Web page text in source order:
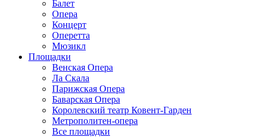
Балет
Опера
Концерт
Оперетта
Мюзикл
Площадки
Венская Опера
Ла Скала
Парижская Опера
Баварская Опера
Королевский театр Ковент-Гарден
Метрополитен-опера
Все площадки